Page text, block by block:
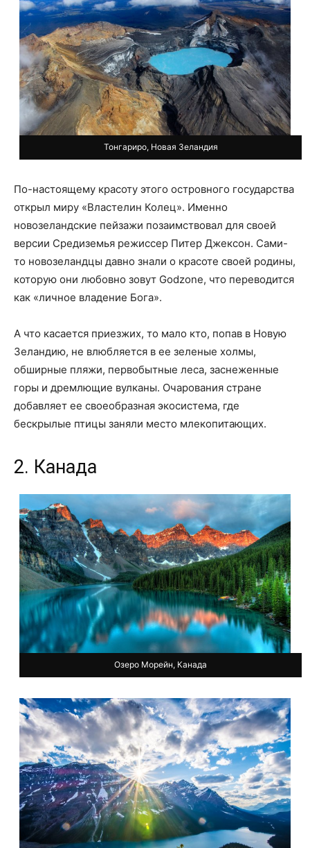
Тонгариро, Новая Зеландия
По-настоящему красоту этого островного государства
открыл миру «Властелин Колец». Именно
новозеландские пейзажи позаимствовал для своей
версии Средиземья режиссер Питер Джексон. Сами-
то новозеландцы давно знали о красоте своей родины,
которую они любовно зовут Godzone, что переводится
как «личное владение Бога».
А что касается приезжих, то мало кто, попав в Новую
Зеландию, не влюбляется в ее зеленые холмы,
обширные пляжи, первобытные леса, заснеженные
горы и дремлющие вулканы. Очарования стране
добавляет ее своеобразная экосистема, где
бескрылые птицы заняли место млекопитающих.
2. Канада
Озеро Морейн, Канада